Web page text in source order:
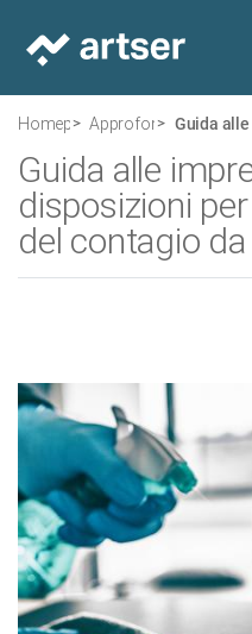
HomepageApprofondimenti
Guida alle
disposizioni
del contagio